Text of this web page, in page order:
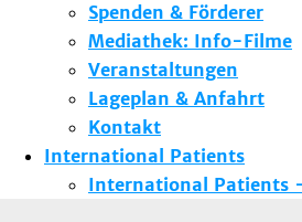
Spenden & Förderer
Mediathek: Info-Filme
Veranstaltungen
Lageplan & Anfahrt
Kontakt
International Patients
International Patients